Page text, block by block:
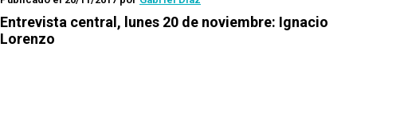
Entrevista central, lunes 20 de noviembre: Ignacio
Lorenzo